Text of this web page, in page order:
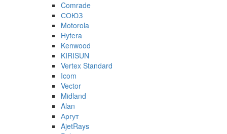
Comrade
СОЮЗ
Motorola
Hytera
Kenwood
KIRISUN
Vertex Standard
Icom
Vector
Midland
Alan
Аргут
AjetRays